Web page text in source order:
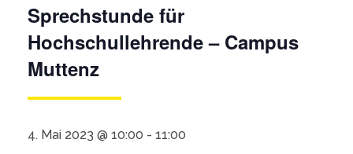
Sprechstunde für
Hochschullehrende – Campus
Muttenz
4. Mai 2023 @ 10:00 - 11:00